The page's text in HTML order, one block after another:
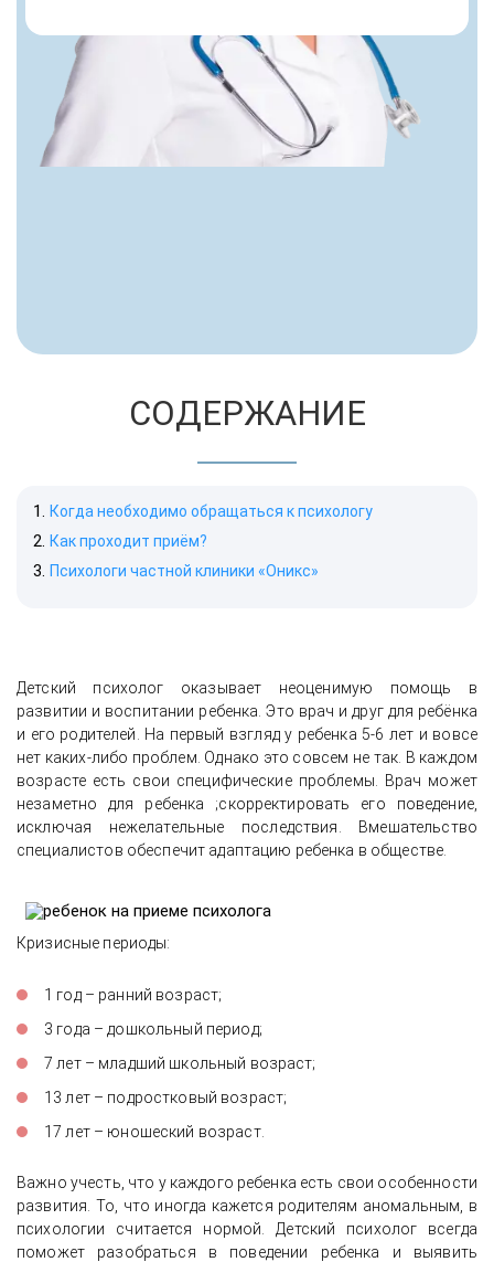
СОДЕРЖАНИЕ
Когда необходимо обращаться к психологу
Как проходит приём?
Психологи частной клиники «Оникс»
Детский психолог оказывает неоценимую помощь в
развитии и воспитании ребенка. Это врач и друг для ребёнка
и его родителей. На первый взгляд у ребенка 5-6 лет и вовсе
нет каких-либо проблем. Однако это совсем не так. В каждом
возрасте есть свои специфические проблемы. Врач может
незаметно для ребенка ;скорректировать его поведение,
исключая нежелательные последствия. Вмешательство
специалистов обеспечит адаптацию ребенка в обществе.
Кризисные периоды:
1 год – ранний возраст;
3 года – дошкольный период;
7 лет – младший школьный возраст;
13 лет – подростковый возраст;
17 лет – юношеский возраст.
Важно учесть, что у каждого ребенка есть свои особенности
развития. То, что иногда кажется родителям аномальным, в
психологии считается нормой. Детский психолог всегда
поможет разобраться в поведении ребенка и выявить